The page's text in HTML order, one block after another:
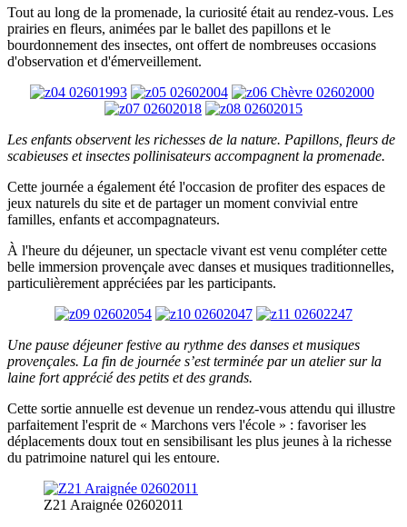
Tout au long de la promenade, la curiosité était au rendez-vous. Les
prairies en fleurs, animées par le ballet des papillons et le
bourdonnement des insectes, ont offert de nombreuses occasions
d'observation et d'émerveillement.
Les enfants observent les richesses de la nature. Papillons, fleurs de
scabieuses et insectes pollinisateurs accompagnent la promenade.
Cette journée a également été l'occasion de profiter des espaces de
jeux naturels du site et de partager un moment convivial entre
familles, enfants et accompagnateurs.
À l'heure du déjeuner, un spectacle vivant est venu compléter cette
belle immersion provençale avec danses et musiques traditionnelles,
particulièrement appréciées par les participants.
Une pause déjeuner festive au rythme des danses et musiques
provençales. La fin de journée s’est terminée par un atelier sur la
laine fort apprécié des petits et des grands.
Cette sortie annuelle est devenue un rendez-vous attendu qui illustre
parfaitement l'esprit de « Marchons vers l'école » : favoriser les
déplacements doux tout en sensibilisant les plus jeunes à la richesse
du patrimoine naturel qui les entoure.
Z21 Araignée 02602011